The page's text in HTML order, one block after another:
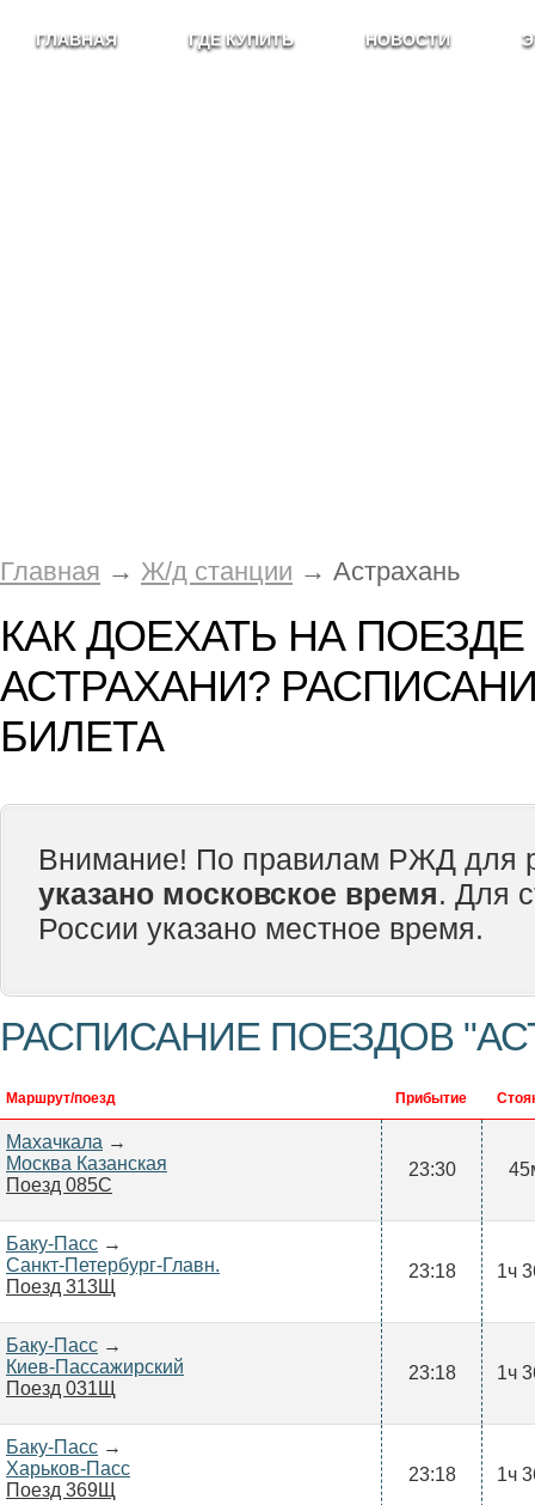
ГЛАВНАЯ ГДЕ КУПИТЬ НОВОСТИ
Главная → Ж/д станции → Астрахань
КАК ДОЕХАТЬ НА
АСТРАХАНИ?
БИЛЕТА
Внимание! По правилам РЖД для
указано московское время. Для
России указано местное время.
РАСПИСАНИЕ ПОЕЗДОВ
Маршрут/поезд Прибытие
Махачкала →
Москва Казанская
Поезд 085С
23:30
Баку-Пасс →
Санкт-Петербург-Главн.
Поезд 313Щ
23:18 1ч
Баку-Пасс →
Киев-Пассажирский
Поезд 031Щ
23:18 1ч
Баку-Пасс →
Харьков-Пасс
Поезд 369Щ
23:18 1ч